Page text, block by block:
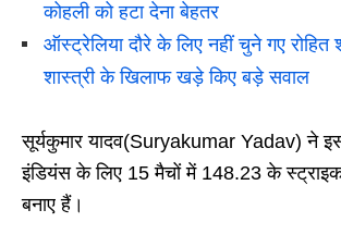
कोहली को हटा देना बेहतर
ऑस्ट्रेलिया दौरे के लिए नहीं चुने गए रोहित
शास्त्री के खिलाफ खड़े किए बड़े सवाल
सूर्यकुमार यादव(Suryakumar Yadav) ने
इंडियंस के लिए 15 मैचों में 148.23 के
बनाए हैं।